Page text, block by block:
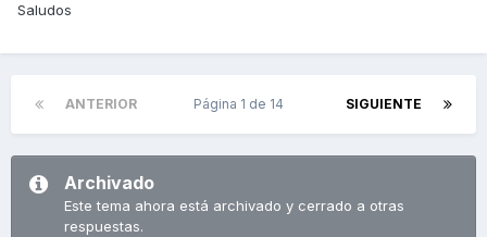
Saludos
ANTERIOR SIGUIENTE
Página 1 de 14
Archivado
Este tema ahora está archivado y cerrado a otras
respuestas.